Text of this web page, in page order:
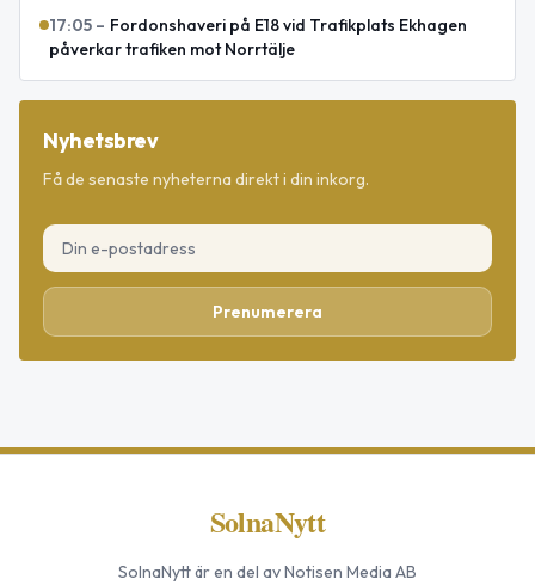
17:05 – Fordonshaveri på E18 vid Trafikplats Ekhagen
påverkar trafiken mot Norrtälje
Nyhetsbrev
Få de senaste nyheterna direkt i din inkorg.
Prenumerera
SolnaNytt
SolnaNyttär en del av Notisen Media AB